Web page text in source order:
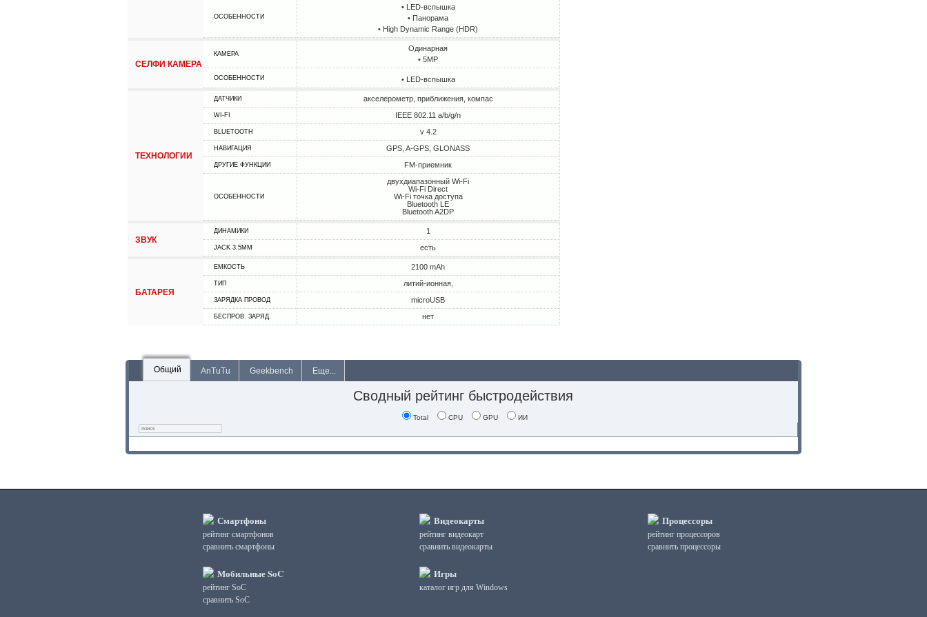
ОСОБЕННОСТИ
• LED-вспышка
• Панорама
• High Dynamic Range (HDR)
СЕЛФИ КАМЕРА
КАМЕРА
Одинарная
• 5MP
ОСОБЕННОСТИ • LED-вспышка
ТЕХНОЛОГИИ
ДАТЧИКИ акселерометр, приближения, компас
WI-FI IEEE 802.11 a/b/g/n
BLUETOOTH v 4.2
НАВИГАЦИЯ GPS, A-GPS, GLONASS
ДРУГИЕ ФУНКЦИИ FM-приемник
ОСОБЕННОСТИ
двухдиапазонный Wi-Fi
Wi-Fi Direct
Wi-Fi точка доступа
Bluetooth LE
Bluetooth A2DP
ЗВУК
ДИНАМИКИ 1
JACK 3.5MM есть
БАТАРЕЯ
ЕМКОСТЬ 2100 mAh
ТИП литий-ионная,
ЗАРЯДКА ПРОВОД microUSB
БЕСПРОВ. ЗАРЯД. нет
Общий AnTuTu Geekbench Еще...
Сводный рейтинг быстродействия
Total CPU GPU ИИ
Смартфоны
рейтинг смартфонов
сравнить смартфоны
Мобильные SoC
рейтинг SoC
сравнить SoC
Видеокарты
рейтинг видеокарт
сравнить видеокарты
Игры
каталог игр для Windows
Процессоры
рейтинг процессоров
сравнить процессоры